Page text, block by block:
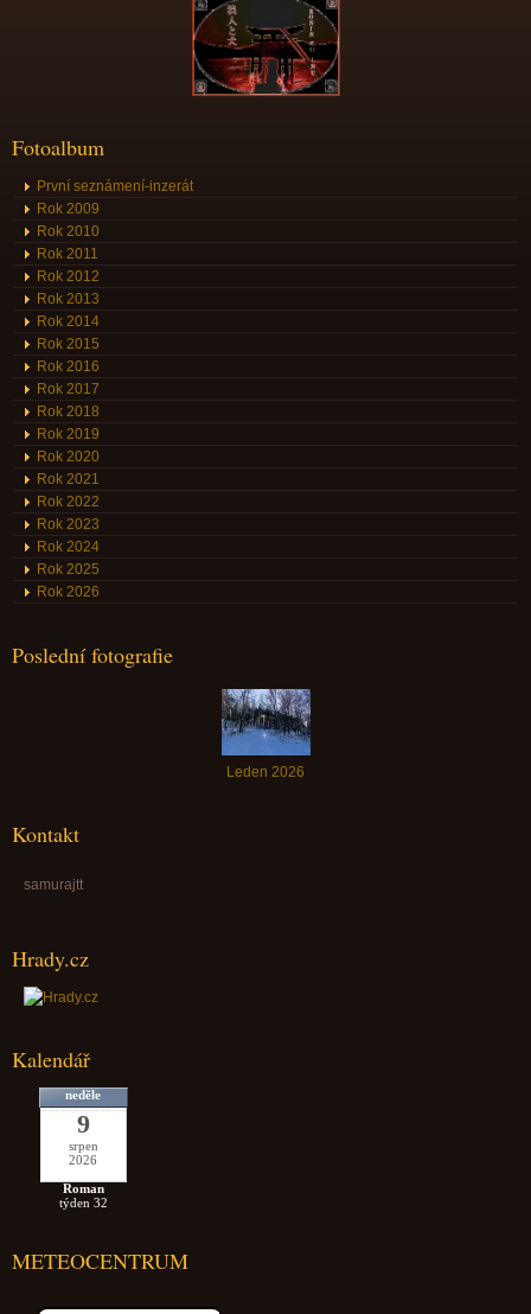
Fotoalbum
První seznámení-inzerát
Rok 2009
Rok 2010
Rok 2011
Rok 2012
Rok 2013
Rok 2014
Rok 2015
Rok 2016
Rok 2017
Rok 2018
Rok 2019
Rok 2020
Rok 2021
Rok 2022
Rok 2023
Rok 2024
Rok 2025
Rok 2026
Poslední fotografie
Leden 2026
Kontakt
samurajtt
Hrady.cz
Kalendář
neděle
9
srpen
2026
Roman
týden 32
METEOCENTRUM